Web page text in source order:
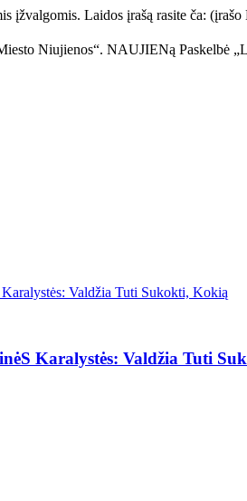
įžvalgomis. Laidos įrašą rasite ča: (įrašo
Niujienos“. NAUJIENą
Karalystės: Valdžia Tuti